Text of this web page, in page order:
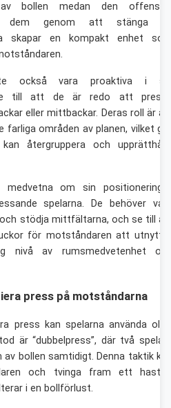
bollen medan den
dem genom att stänga
skapar en kompakt enhet
också vara proaktiva i
till att de är redo att
eller mittbackar. Deras roll är
farliga områden av planen, vilket
återgruppera och
medvetna om sin positionering
spelarna. De behöver
stödja mittfältarna, och se till
för motståndaren att
nivå av rumsmedvetenhet
press på motståndarna
press kan spelarna använda
är “dubbelpress”, där två
av bollen samtidigt. Denna taktik
och tvinga fram ett
i en bollförlust.